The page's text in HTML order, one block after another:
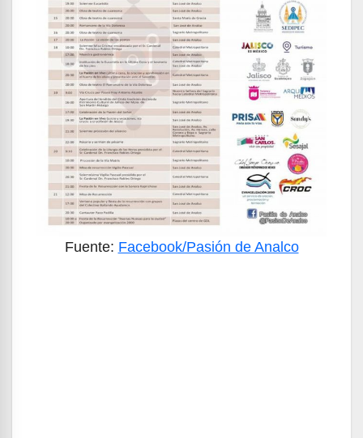
Fuente: Facebook/Pasión de Analco